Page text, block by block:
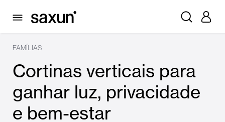
FAMÍLIAS
Cortinas verticais para
ganhar luz, privacidade
e bem-estar